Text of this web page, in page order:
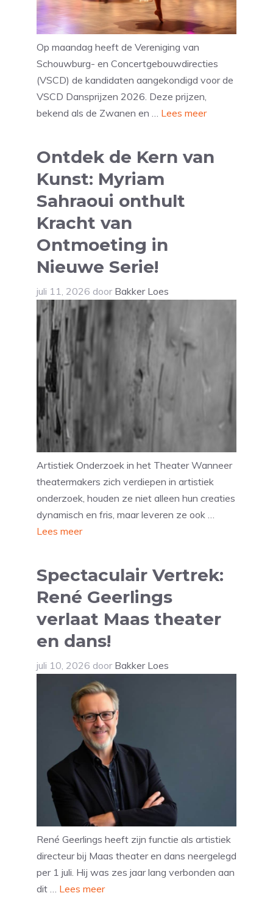
Op maandag heeft de Vereniging van
Schouwburg- en Concertgebouwdirecties
(VSCD) de kandidaten aangekondigd voor de
VSCD Dansprijzen 2026. Deze prijzen,
bekend als de Zwanen en … Lees meer
Ontdek de Kern van
Kunst: Myriam
Sahraoui onthult
Kracht van
Ontmoeting in
Nieuwe Serie!
juli 11, 2026 door Bakker Loes
Artistiek Onderzoek in het Theater Wanneer
theatermakers zich verdiepen in artistiek
onderzoek, houden ze niet alleen hun creaties
dynamisch en fris, maar leveren ze ook …
Lees meer
Spectaculair Vertrek:
René Geerlings
verlaat Maas theater
en dans!
juli 10, 2026 door Bakker Loes
René Geerlings heeft zijn functie als artistiek
directeur bij Maas theater en dans neergelegd
per 1 juli. Hij was zes jaar lang verbonden aan
dit … Lees meer